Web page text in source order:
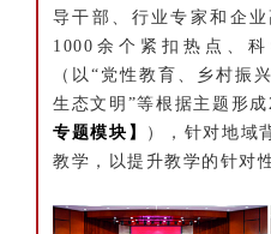
导干部、行业专家和企
1000余个紧扣热点、
（以“党性教育、乡村振
生态文明”等根据主题形
专题模块】
），针对地域
教学，以提升教学的针对